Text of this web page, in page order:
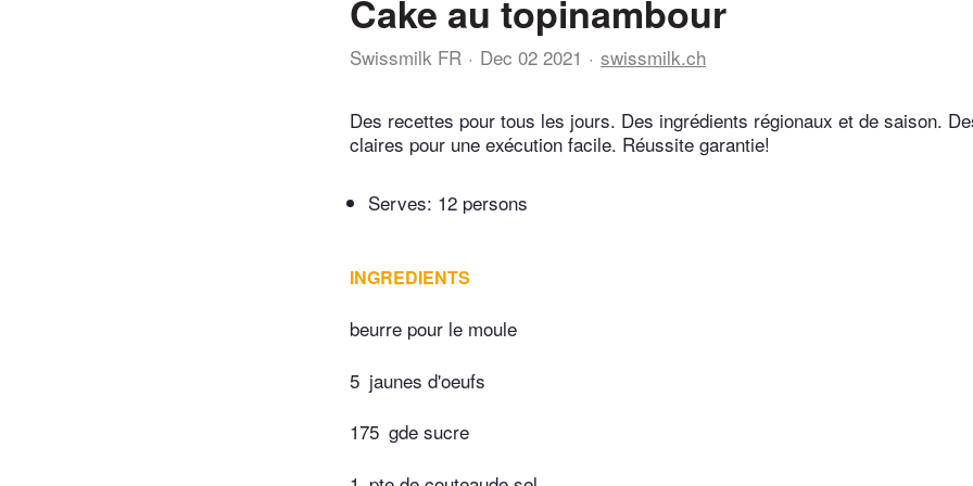
Cake au topinambour
Swissmilk FR Dec 02 2021 swissmilk.ch
Des recettes pour tous les jours. Des ingrédients régionaux et de saison.
claires pour une exécution facile. Réussite garantie!
Serves: 12 persons
INGREDIENTS
beurre pour le moule
5 jaunes d'oeufs
175 gde sucre